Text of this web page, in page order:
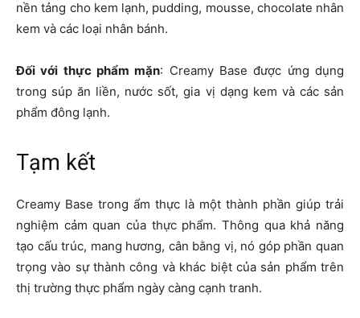
nền tảng cho kem lạnh, pudding, mousse, chocolate nhân
kem và các loại nhân bánh.
Đối với thực phẩm mặn: Creamy Base được ứng dụng
trong súp ăn liền, nước sốt, gia vị dạng kem và các sản
phẩm đông lạnh.
Tạm kết
Creamy Base trong ẩm thực là một thành phần giúp trải
nghiệm cảm quan của thực phẩm. Thông qua khả năng
tạo cấu trúc, mang hương, cân bằng vị, nó góp phần quan
trọng vào sự thành công và khác biệt của sản phẩm trên
thị trường thực phẩm ngày càng cạnh tranh.